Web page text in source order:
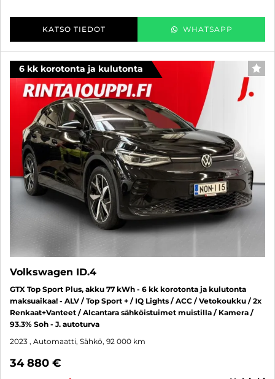
KATSO TIEDOT WHATSAPP
6 kk korotonta ja kulutonta
Volkswagen ID.4
GTX Top Sport Plus, akku 77 kWh - 6 kk korotonta ja kulutonta
maksuaikaa! - ALV / Top Sport + / IQ Lights / ACC / Vetokoukku / 2x
Renkaat+Vanteet / Alcantara sähköistuimet muistilla / Kamera /
93.3% Soh - J. autoturva
2023 , Automaatti, Sähkö, 92 000 km
34 880 €